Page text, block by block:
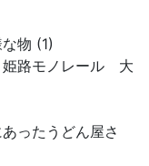
物 (1)
路モノレール 大
ったうどん屋さ